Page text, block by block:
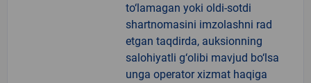
to‘lamagan yoki oldi-sotdi
shartnomasini imzolashni rad
etgan taqdirda, auksionning
salohiyatli g‘olibi mavjud bo‘lsa
unga operator xizmat haqiga